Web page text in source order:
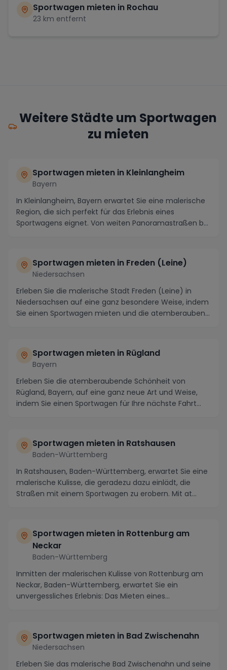
Sportwagen mieten in Rochau
23 km entfernt
Weitere Städte um Sportwagen
zu mieten
Sportwagen mieten in Kleinlangheim
Bayern
In Kleinlangheim, Bayern erwartet Sie eine malerische
Region, die sich perfekt für das Erlebnis eines
Sportwagens eignet. Von weiten Panoramastraßen b...
Sportwagen mieten in Freden (Leine)
Niedersachsen
Erleben Sie die malerische Stadt Freden (Leine) in
Niedersachsen auf eine ganz besondere Weise, indem
Sie einen Sportwagen mieten und die atemberauben...
Sportwagen mieten in Rügland
Bayern
Erleben Sie die atemberaubende Schönheit von
Rügland, Bayern, auf eine ganz neue Art und Weise,
indem Sie einen Sportwagen für Ihre nächste Fahrt
Sportwagen mieten in Ratshausen
Baden-Württemberg
In Ratshausen, Baden-Württemberg, erwartet Sie eine
malerische Kulisse, die geradezu dazu einlädt, die
Straßen mit einem Sportwagen zu erobern. Mit at...
Sportwagen mieten in Rottenburg am
Neckar
Baden-Württemberg
Inmitten der malerischen Kulisse von Rottenburg am
Neckar, Baden-Württemberg, erwartet Sie ein
unvergessliches Erlebnis: Das Mieten eines
Sportwagen mieten in Bad Zwischenahn
Niedersachsen
Erleben Sie das malerische Bad Zwischenahn und seine